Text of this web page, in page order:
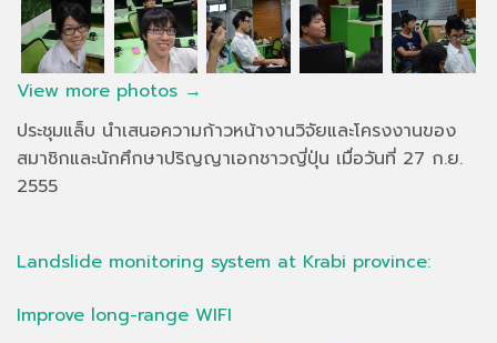
View more photos →
ประชุมแล็บ นำเสนอความก้าวหน้างานวิจัยและโครงงานของ
สมาชิกและนักศึกษาปริญญาเอกชาวญี่ปุ่น เมื่อวันที่ 27 ก.ย.
2555
Landslide monitoring system at Krabi province:
Improve long-range WIFI